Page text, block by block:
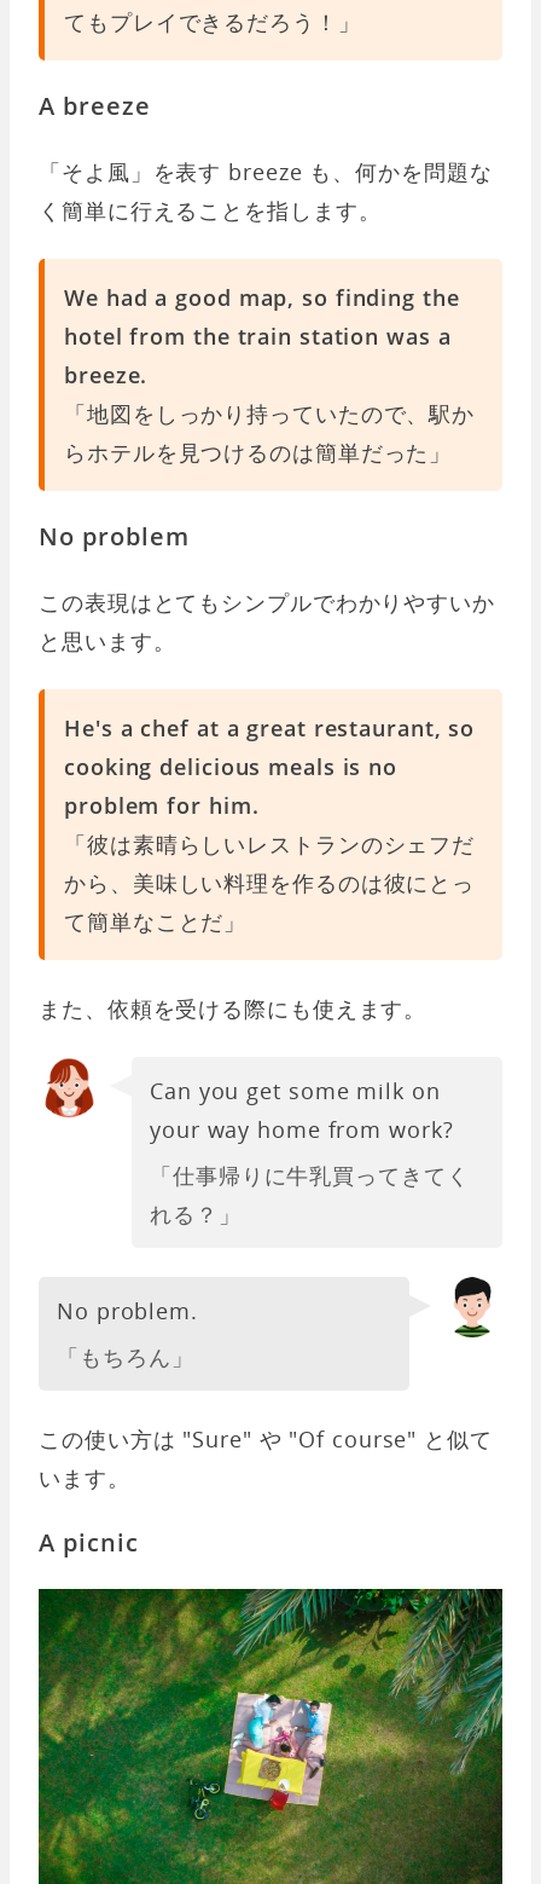
てもプレイできるだろう！」
A breeze
「そよ風」を表す breeze も、何かを問題な
く簡単に行えることを指します。
We had a good map, so finding the
hotel from the train station was a
breeze.
「地図をしっかり持っていたので、駅か
らホテルを見つけるのは簡単だった」
No problem
この表現はとてもシンプルでわかりやすいか
と思います。
He's a chef at a great restaurant, so
cooking delicious meals is no
problem for him.
「彼は素晴らしいレストランのシェフだ
から、美味しい料理を作るのは彼にとっ
て簡単なことだ」
また、依頼を受ける際にも使えます。
Can you get some milk on
your way home from work?
「仕事帰りに牛乳買ってきてく
れる？」
No problem.
「もちろん」
この使い方は "Sure" や "Of course" と似て
います。
A picnic